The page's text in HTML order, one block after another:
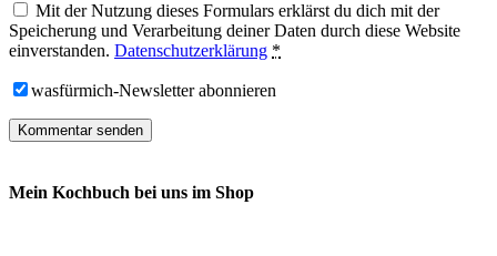
Mit der Nutzung dieses Formulars erklärst du dich mit der
Speicherung und Verarbeitung deiner Daten durch diese Website
einverstanden. Datenschutzerklärung *
wasfürmich-Newsletter abonnieren
Mein Kochbuch bei uns im Shop